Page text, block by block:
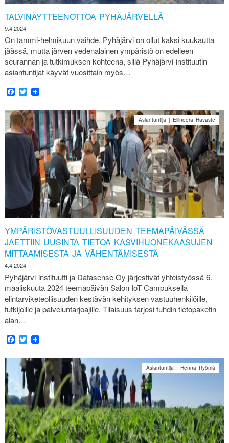
TALVINÄYTTEENOTTOA PYHÄJÄRVELLÄ
9.4.2024
On tammi-helmikuun vaihde. Pyhäjärvi on ollut kaksi kuukautta
jäässä, mutta järven vedenalainen ympäristö on edelleen
seurannan ja tutkimuksen kohteena, sillä Pyhäjärvi-instituutin
asiantuntijat käyvät vuosittain myös…
Facebook
Twitter
YMPÄRISTÖVASTUULLISUUDEN TEEMAPÄIVÄSSÄ
JAETTIIN UUSINTA TIETOA KASVIHUONEKAASUJEN
MITTAAMISESTA JA VÄHENTÄMISESTÄ
4.4.2024
Asiantuntija | Ellinoora Havaste
Pyhäjärvi-instituutti ja Datasense Oy järjestivät yhteistyössä 6.
maaliskuuta 2024 teemapäivän Salon IoT Campuksella
elintarviketeollisuuden kestävän kehityksen vastuuhenkilöille,
tutkijoille ja palveluntarjoajille. Tilaisuus tarjosi tuhdin tietopaketin
alan…
Facebook
Twitter
Asiantuntija | Henna Ryömä